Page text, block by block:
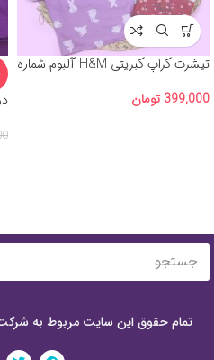
تیشرت کراپ کبریتی H&M آلبوم شماره
399,000 تومان
تمام حقوق این سایت مربوط به